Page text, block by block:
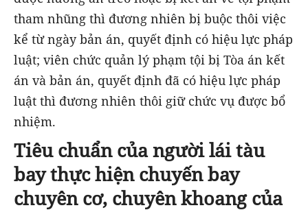
tham nhũng thì đương nhiên bị buộc thôi việc
kể từ ngày bản án, quyết định có hiệu lực pháp
luật; viên chức quản lý phạm tội bị Tòa án kết
án và bản án, quyết định đã có hiệu lực pháp
luật thì đương nhiên thôi giữ chức vụ được bổ
nhiệm.
Tiêu chuẩn của người lái tàu
bay thực hiện chuyến bay
chuyên cơ, chuyên khoang của